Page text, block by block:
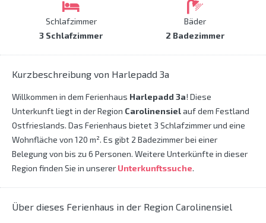
Schlafzimmer
3 Schlafzimmer
Bäder
2 Badezimmer
Kurzbeschreibung von Harlepadd 3a
Willkommen in dem Ferienhaus Harlepadd 3a! Diese
Unterkunft liegt in der Region Carolinensielauf dem Festland
Ostfrieslands. Das Ferienhaus bietet 3 Schlafzimmer und eine
Wohnfläche von 120 m². Es gibt 2 Badezimmer bei einer
Belegung von bis zu 6 Personen. Weitere Unterkünfte in dieser
Region finden Sie in unserer Unterkunftssuche.
Über dieses Ferienhaus in der Region Carolinensiel